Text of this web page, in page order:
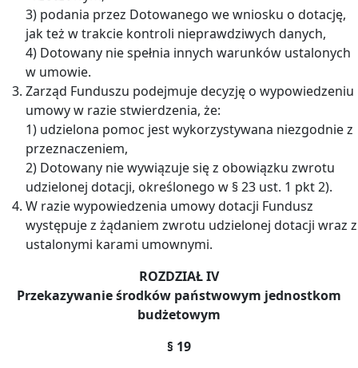
3) podania przez Dotowanego we wniosku o dotację,
jak też w trakcie kontroli nieprawdziwych danych,
4) Dotowany nie spełnia innych warunków ustalonych
w umowie.
Zarząd Funduszu podejmuje decyzję o wypowiedzeniu
umowy w razie stwierdzenia, że:
1) udzielona pomoc jest wykorzystywana niezgodnie z
przeznaczeniem,
2) Dotowany nie wywiązuje się z obowiązku zwrotu
udzielonej dotacji, określonego w § 23 ust. 1 pkt 2).
W razie wypowiedzenia umowy dotacji Fundusz
występuje z żądaniem zwrotu udzielonej dotacji wraz z
ustalonymi karami umownymi.
ROZDZIAŁ IV
Przekazywanie środków państwowym jednostkom
budżetowym
§ 19